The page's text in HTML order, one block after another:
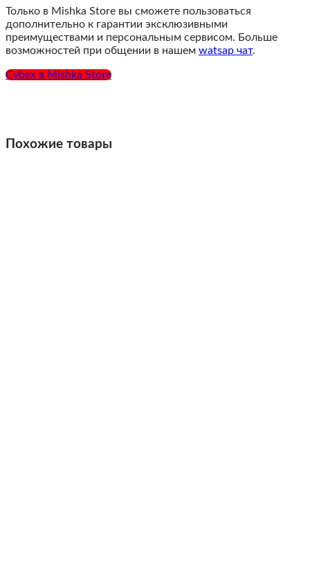
Только в Mishka Store вы сможете пользоваться
дополнительно к гарантии эксклюзивными
преимуществами и персональным сервисом. Больше
возможностей при общении в нашем watsap чат.
Cybex в Mishka Store
Похожие товары